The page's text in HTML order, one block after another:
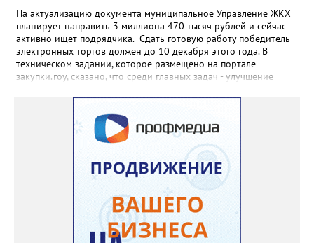
На актуализацию документа муниципальное Управление ЖКХ
планирует направить 3 миллиона 470 тысяч рублей и сейчас
активно ищет подрядчика. Сдать готовую работу победитель
электронных торгов должен до 10 декабря этого года. В
техническом задании, которое размещено на портале
закупки.гоу, сказано, что среди главных задач - улучшение
повышение энергоэффективности систем. Кроме электронных
схем, исполнителю нужно разработать предложения по
строительству и реконструкции водоснабжения и канализации,
оценив размер вложений, а также представить перечень
бесхозных объектов и возможные сценарии развития этой
сферы городского хозяйства. В июне 2025 года
«Златоуст.инфо» сообщал о подобных торгах. Тогда цена
вопроса была почти в три раза выше - 9 миллионов 13 тысяч
486 рублей, а в списке работ была разработка электронной
системы ливнёвок.